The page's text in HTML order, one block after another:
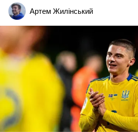
Різне
Букмекери
Казино
Артем Жилінський